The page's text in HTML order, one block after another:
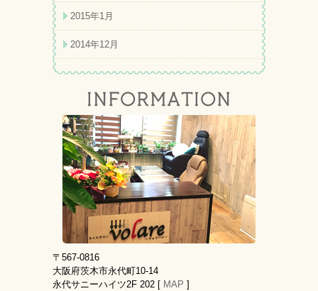
2015年1月
2014年12月
〒567-0816
大阪府茨木市永代町10-14
永代サニーハイツ2F 202 [ MAP ]